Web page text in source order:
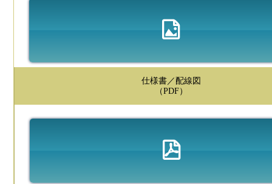
仕様書／配線図
（PDF）